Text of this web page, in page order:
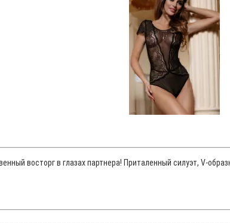
восторг в глазах партнера! Приталенный силуэт, V-